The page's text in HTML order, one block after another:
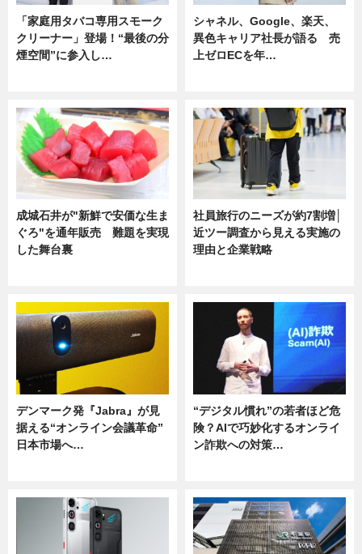
「家庭用タバコ専用スモーク
クリーナー」登場！“最後の分
煙空間”に参入し…
シャネル、Google、楽天、
異色キャリア社長が語る 売
上ゼロECを年…
成城石井が"新鮮で安価な生ま
ぐろ"を通年販売 難題を実現
した舞台裏
社員旅行のニーズが約7割増│
近ツー調査から見える実施の
理由と企業戦略
デンマーク発『Jabra』が見
据える“オンライン会議革命”
日本市場へ…
“デジタル慣れ”の若者ほど危
険？AIで巧妙化するオンライ
ン詐欺への対策…